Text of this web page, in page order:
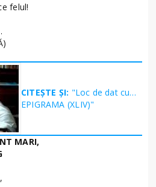
felul!
CITEȘTE ȘI: "Loc de dat cu…
EPIGRAMA (XLIV)"
MARI,